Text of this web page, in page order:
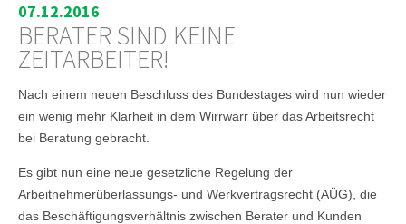
07.12.2016
BERATER SIND KEINE
ZEITARBEITER!
Nach einem neuen Beschluss des Bundestages wird nun wieder
ein wenig mehr Klarheit in dem Wirrwarr über das Arbeitsrecht
bei Beratung gebracht.
Es gibt nun eine neue gesetzliche Regelung der
Arbeitnehmerüberlassungs- und Werkvertragsrecht (AÜG), die
das Beschäftigungsverhältnis zwischen Berater und Kunden